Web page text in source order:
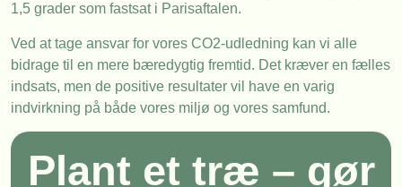
1,5 grader som fastsat i Parisaftalen.
Ved at tage ansvar for vores CO2-udledning kan vi alle
bidrage til en mere bæredygtig fremtid. Det kræver en fælles
indsats, men de positive resultater vil have en varig
indvirkning på både vores miljø og vores samfund.
Plant et træ – gør